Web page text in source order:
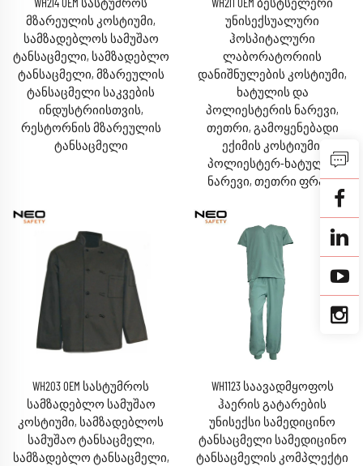
WH214 OEM სასტუმროს
მზარეულის კოსტიუმი,
სამზადებლოს სამუშაო
ტანსაცმელი, სამზადებლო
ტანსაცმელი, მზარეულის
ტანსაცმელი საკვების
ინდუსტრიისთვის,
რესტორნის მზარეულის
ტანსაცმელი
WH211 OEM ბესტსელერი
უნისექსუალური
ჰოსპიტალური
ლაბორატორიის
დანიშნულების კოსტიუმი,
ხატულის და
პოლიესტერის ნარევი,
თეთრი, გამოყენებადი
ექიმის კოსტიუმი,
პოლიესტერ-ხატულის
ნარევი, თეთრი ფრაკი
WH203 OEM სასტუმროს
სამზადებლო სამუშაო
კოსტიუმი, სამზადებლოს
სამუშაო ტანსაცმელი,
სამზადებლო ტანსაცმელი,
WH1123 საავადმყოფოს
ჰაერის გატარების
უნისექსი სამედიცინო
ტანსაცმელი სამედიცინო
ტანსაცმელის კომპლექტი